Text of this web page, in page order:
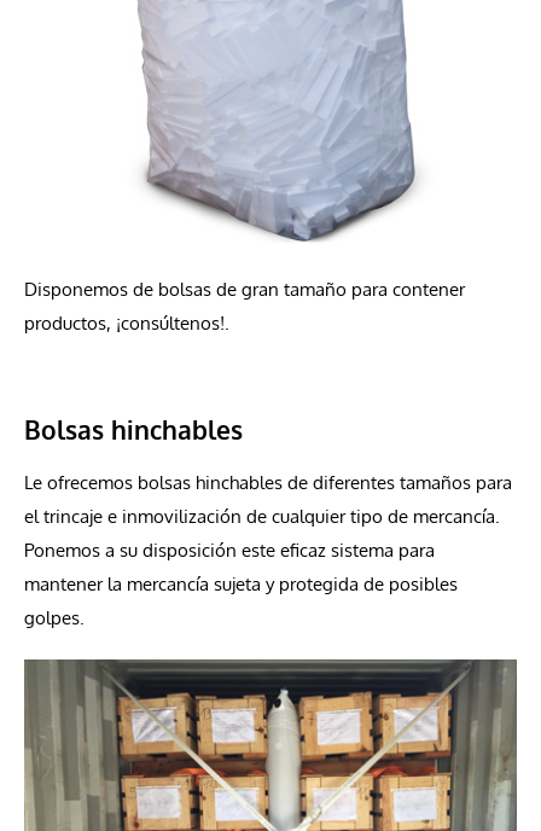
Disponemos de bolsas de gran tamaño para contener
productos, ¡consúltenos!.
Bolsas hinchables
Le ofrecemos bolsas hinchables de diferentes tamaños para
el trincaje e inmovilización de cualquier tipo de mercancía.
Ponemos a su disposición este eficaz sistema para
mantener la mercancía sujeta y protegida de posibles
golpes.